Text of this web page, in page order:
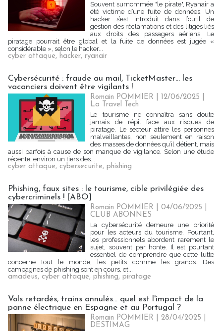
Souvent surnommée "le pirate", Ryanair a
été victime d’une fuite de données. Un
hacker s’est introduit dans l’outil de
gestion des réclamations et des litiges liés
aux droits des passagers aériens. Le
piratage pourrait être global et la fuite de données est jugée «
considérable », selon le hacker...
cyber attaque, hacker, ryanair
Cybersécurité : fraude au mail, TicketMaster… les
vacanciers doivent être vigilants !
Romain POMMIER | 12/06/2025
La Travel Tech
Le tourisme ne connaîtra sans doute
jamais de répit face aux risques de
piratage. Le secteur attire les personnes
malveillantes, non seulement en raison
des masses de données qu’il détient, mais
aussi parfois à cause de son manque de vigilance. Selon une étude
récente, environ un tiers des...
cyber attaque, cybersecurite, phishing
Phishing, faux sites : le tourisme, cible privilégiée des
cybercriminels ! [ABO]
Romain POMMIER | 04/06/2025
CLUB ABONNES
La cybersécurité demeure une priorité
pour les acteurs du tourisme. Pourtant,
les professionnels abordent rarement le
sujet, souvent par honte. Il est pourtant
essentiel de comprendre que cette lutte
concerne tout le monde, les petits comme les grands. Des
campagnes de phishing sont en cours, et...
amadeus, cyber attaque, phishing, piratage
Vols retardés, trains annulés... quel est l'impact de la
panne électrique en Espagne et au Portugal ?
Romain POMMIER | 28/04/2025
DESTIMAG